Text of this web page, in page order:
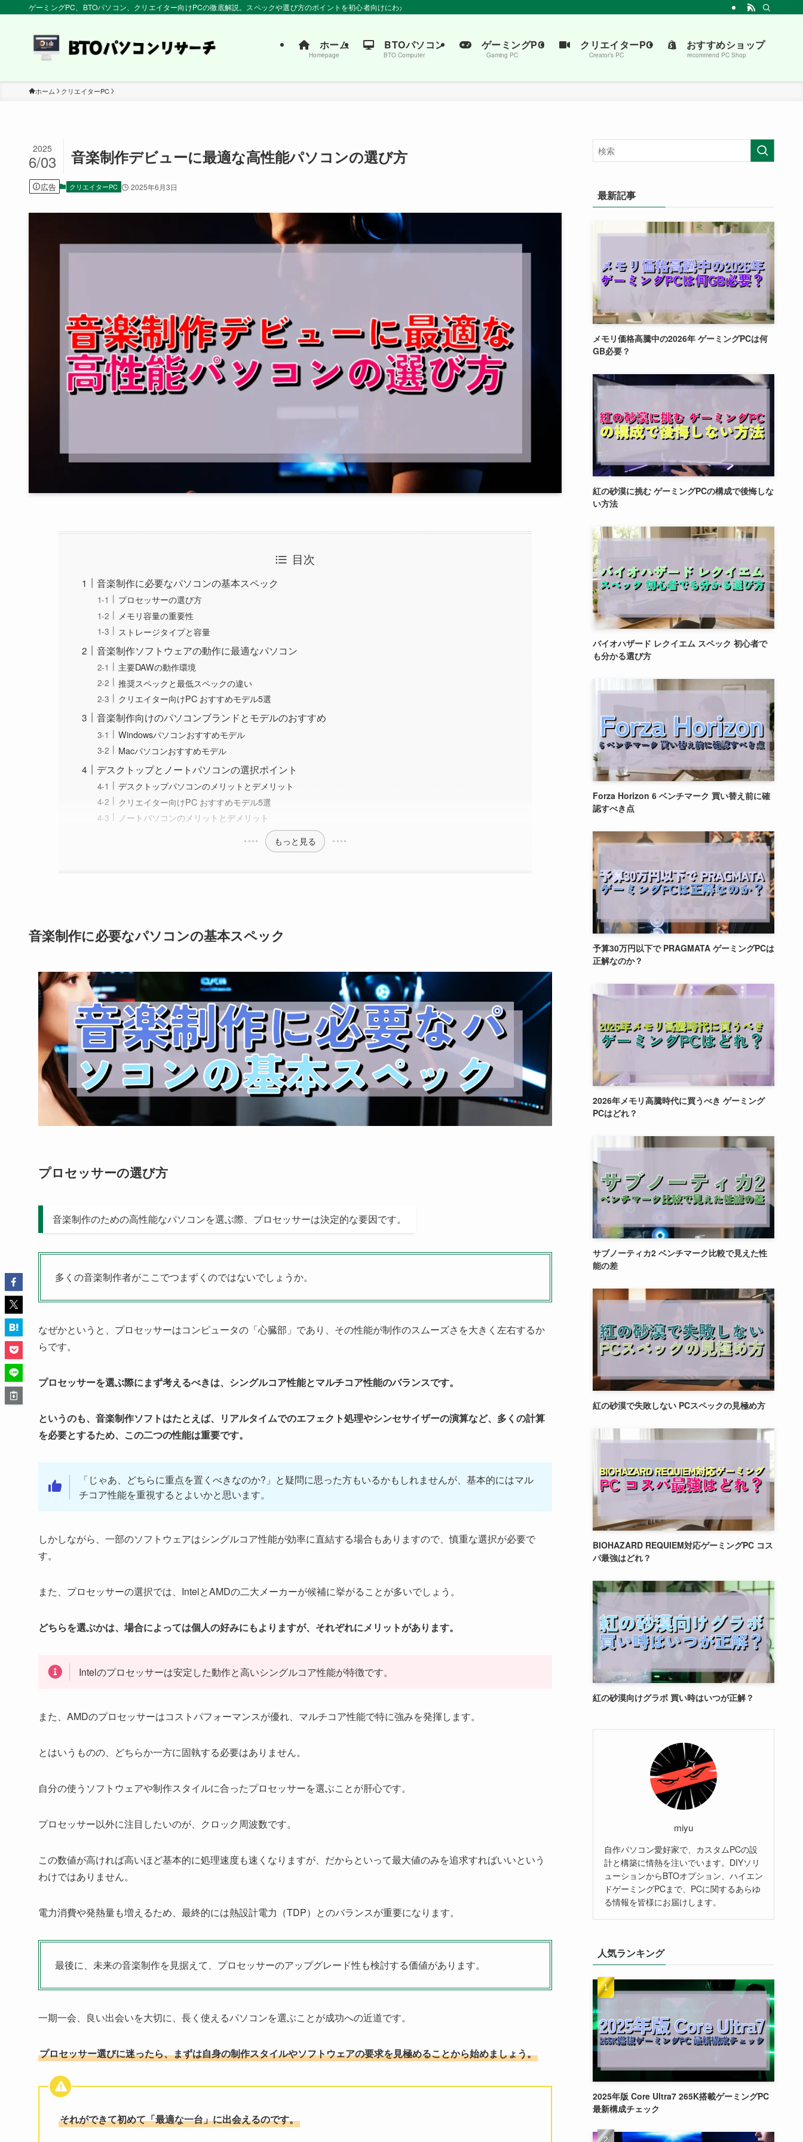
ゲーミングPC、BTOパソコン、クリエイター向けPCの徹底解説。スペックや選び方のポイントを初心者向けにわかりやすく解説。おすすめの商品もご紹介します。
ホーム
Homepage
BTOパソコン
BTO Computer
ゲーミングPC
Gaming PC
クリエイターPC
Creator’s PC
おすすめショップ
recommend PC Shop
ホーム クリエイターPC
音楽制作デビューに最適な高性能パソコンの選び方
2025
6/03
広告 クリエイターPC 2025年6月3日
目次
音楽制作に必要なパソコンの基本スペック
プロセッサーの選び方
メモリ容量の重要性
ストレージタイプと容量
音楽制作ソフトウェアの動作に最適なパソコン
主要DAWの動作環境
推奨スペックと最低スペックの違い
クリエイター向けPC おすすめモデル5選
音楽制作向けのパソコンブランドとモデルのおすすめ
Windowsパソコンおすすめモデル
Macパソコンおすすめモデル
デスクトップとノートパソコンの選択ポイント
デスクトップパソコンのメリットとデメリット
クリエイター向けPC おすすめモデル5選
ノートパソコンのメリットとデメリット
もっと見る
音楽制作に必要なパソコンの基本スペック
プロセッサーの選び方
音楽制作のための高性能なパソコンを選ぶ際、プロセッサーは決定的な要因です。
多くの音楽制作者がここでつまずくのではないでしょうか。
なぜかというと、プロセッサーはコンピュータの「心臓部」であり、その性能が制作のスムーズさを大きく左右するか
らです。
プロセッサーを選ぶ際にまず考えるべきは、シングルコア性能とマルチコア性能のバランスです。
というのも、音楽制作ソフトはたとえば、リアルタイムでのエフェクト処理やシンセサイザーの演算など、多くの計算
を必要とするため、この二つの性能は重要です。
「じゃあ、どちらに重点を置くべきなのか?」と疑問に思った方もいるかもしれませんが、基本的にはマル
チコア性能を重視するとよいかと思います。
しかしながら、一部のソフトウェアはシングルコア性能が効率に直結する場合もありますので、慎重な選択が必要で
す。
また、プロセッサーの選択では、IntelとAMDの二大メーカーが候補に挙がることが多いでしょう。
どちらを選ぶかは、場合によっては個人の好みにもよりますが、それぞれにメリットがあります。
Intelのプロセッサーは安定した動作と高いシングルコア性能が特徴です。
また、AMDのプロセッサーはコストパフォーマンスが優れ、マルチコア性能で特に強みを発揮します。
とはいうものの、どちらか一方に固執する必要はありません。
自分の使うソフトウェアや制作スタイルに合ったプロセッサーを選ぶことが肝心です。
プロセッサー以外に注目したいのが、クロック周波数です。
この数値が高ければ高いほど基本的に処理速度も速くなりますが、だからといって最大値のみを追求すればいいという
わけではありません。
電力消費や発熱量も増えるため、最終的には熱設計電力（TDP）とのバランスが重要になります。
最後に、未来の音楽制作を見据えて、プロセッサーのアップグレード性も検討する価値があります。
一期一会、良い出会いを大切に、長く使えるパソコンを選ぶことが成功への近道です。
プロセッサー選びに迷ったら、まずは自身の制作スタイルやソフトウェアの要求を見極めることから始めましょう。
それができて初めて「最適な一台」に出会えるのです。
最新記事
メモリ価格高騰中の2026年 ゲーミングPCは何
GB必要？
紅の砂漠に挑む ゲーミングPCの構成で後悔しな
い方法
バイオハザード レクイエム スペック 初心者で
も分かる選び方
Forza Horizon 6 ベンチマーク 買い替え前に確
認すべき点
予算30万円以下で PRAGMATA ゲーミングPCは
正解なのか？
2026年メモリ高騰時代に買うべき ゲーミング
PCはどれ？
サブノーティカ2 ベンチマーク比較で見えた性
能の差
紅の砂漠で失敗しない PCスペックの見極め方
BIOHAZARD REQUIEM対応ゲーミングPC コス
パ最強はどれ？
紅の砂漠向けグラボ 買い時はいつが正解？
miyu
自作パソコン愛好家で、カスタムPCの設
計と構築に情熱を注いでいます。DIYソリ
ューションからBTOオプション、ハイエン
ドゲーミングPCまで、PCに関するあらゆ
る情報を皆様にお届けします。
人気ランキング
2025年版 Core Ultra7 265K搭載ゲーミングPC
最新構成チェック